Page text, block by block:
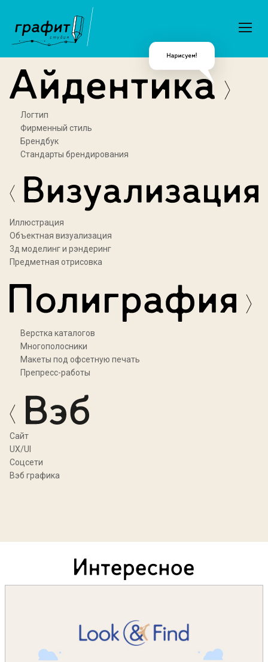
Логтип
Фирменный стиль
Брендбук
Стандарты брендирования
Иллюстрация
Объектная визуализация
3д моделинг и рэндеринг
Предметная отрисовка
Верстка каталогов
Многополосники
Макеты под офсетную печать
Препресс-работы
Cайт
UX/UI
Соцсети
Вэб графика